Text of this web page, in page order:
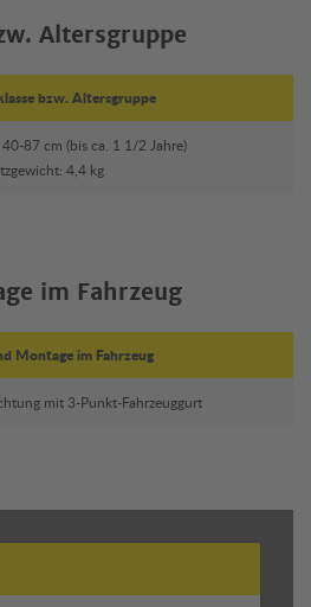
Altersgruppe
bzw. Altersgruppe
87 cm (bis ca. 1 1/2 Jahre)
4,4 kg
im Fahrzeug
Montage im Fahrzeug
mit 3-Punkt-Fahrzeuggurt